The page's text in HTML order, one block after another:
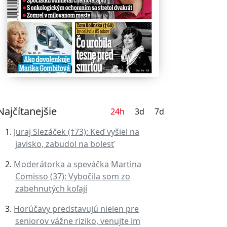
24h 3d
7d
Juraj Slezáček (†73): Keď vyšiel na
javisko, zabudol na bolesť
Moderátorka a speváčka Martina
Comisso (37): Vybočila som zo
zabehnutých koľají
Horúčavy predstavujú nielen pre
seniorov vážne riziko, venujte im